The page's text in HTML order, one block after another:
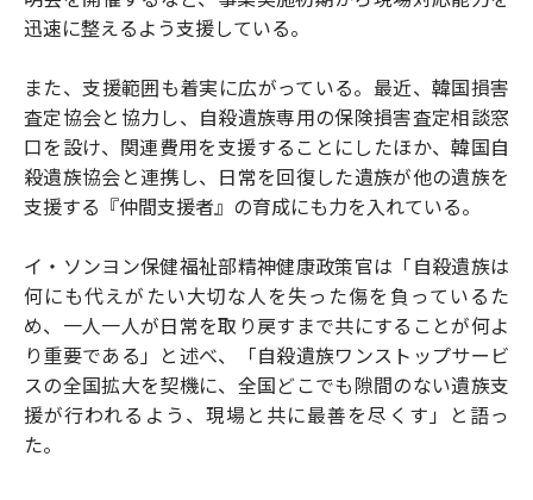
迅速に整えるよう支援している。
また、支援範囲も着実に広がっている。最近、韓国損害
査定協会と協力し、自殺遺族専用の保険損害査定相談窓
口を設け、関連費用を支援することにしたほか、韓国自
殺遺族協会と連携し、日常を回復した遺族が他の遺族を
支援する『仲間支援者』の育成にも力を入れている。
イ・ソンヨン保健福祉部精神健康政策官は「自殺遺族は
何にも代えがたい大切な人を失った傷を負っているた
め、一人一人が日常を取り戻すまで共にすることが何よ
り重要である」と述べ、「自殺遺族ワンストップサービ
スの全国拡大を契機に、全国どこでも隙間のない遺族支
援が行われるよう、現場と共に最善を尽くす」と語っ
た。